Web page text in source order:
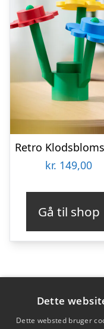
kr. 149,00
Gå til shop
Varekategorier
Produkter
Dette
Dette websted bruger